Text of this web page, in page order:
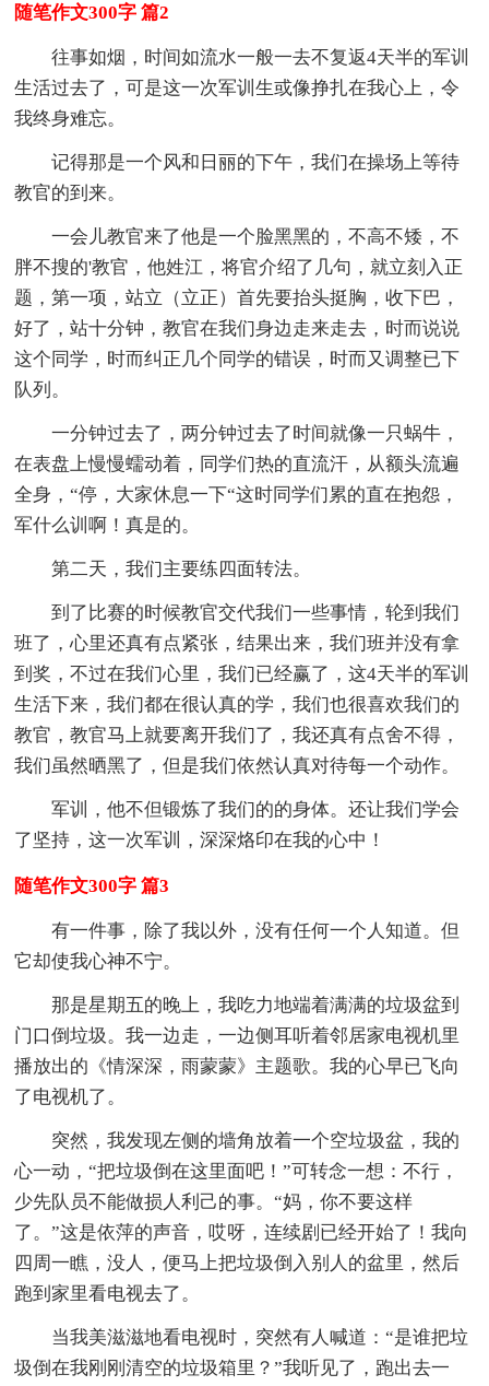
随笔作文300字 篇2
往事如烟，时间如流水一般一去不复返4天半的军训
生活过去了，可是这一次军训生或像挣扎在我心上，令
我终身难忘。
记得那是一个风和日丽的下午，我们在操场上等待
教官的到来。
一会儿教官来了他是一个脸黑黑的，不高不矮，不
胖不搜的'教官，他姓江，将官介绍了几句，就立刻入正
题，第一项，站立（立正）首先要抬头挺胸，收下巴，
好了，站十分钟，教官在我们身边走来走去，时而说说
这个同学，时而纠正几个同学的错误，时而又调整已下
队列。
一分钟过去了，两分钟过去了时间就像一只蜗牛，
在表盘上慢慢蠕动着，同学们热的直流汗，从额头流遍
全身，“停，大家休息一下“这时同学们累的直在抱怨，
军什么训啊！真是的。
第二天，我们主要练四面转法。
到了比赛的时候教官交代我们一些事情，轮到我们
班了，心里还真有点紧张，结果出来，我们班并没有拿
到奖，不过在我们心里，我们已经赢了，这4天半的军训
生活下来，我们都在很认真的学，我们也很喜欢我们的
教官，教官马上就要离开我们了，我还真有点舍不得，
我们虽然晒黑了，但是我们依然认真对待每一个动作。
军训，他不但锻炼了我们的的身体。还让我们学会
了坚持，这一次军训，深深烙印在我的心中！
随笔作文300字 篇3
有一件事，除了我以外，没有任何一个人知道。但
它却使我心神不宁。
那是星期五的晚上，我吃力地端着满满的垃圾盆到
门口倒垃圾。我一边走，一边侧耳听着邻居家电视机里
播放出的《情深深，雨蒙蒙》主题歌。我的心早已飞向
了电视机了。
突然，我发现左侧的墙角放着一个空垃圾盆，我的
心一动，“把垃圾倒在这里面吧！”可转念一想：不行，
少先队员不能做损人利己的事。“妈，你不要这样
了。”这是依萍的声音，哎呀，连续剧已经开始了！我向
四周一瞧，没人，便马上把垃圾倒入别人的盆里，然后
跑到家里看电视去了。
当我美滋滋地看电视时，突然有人喊道：“是谁把垃
圾倒在我刚刚清空的垃圾箱里？”我听见了，跑出去一